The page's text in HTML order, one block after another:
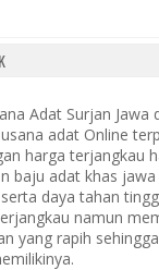
Adat Surjan Jawa
adat Online
harga terjangkau
baju adat khas
daya tahan
namun
yang rapih